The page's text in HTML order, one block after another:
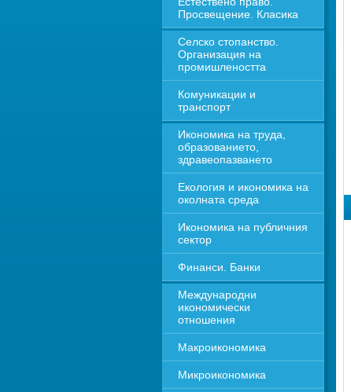
Просвещение. Класика
Селско стопанство.
Организация на
промишлеността
Комуникации и
транспорт
Икономика на труда,
образованието,
здравеопазването
Екология и икономика на
околната среда
Икономика на публичния
сектор
Финанси. Банки
Международни
икономически
отношения
Макроикономика
Микроикономика